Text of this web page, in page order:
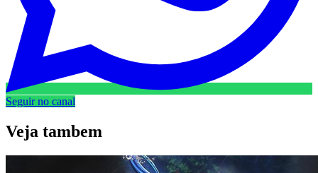
Seguir no canal
Veja tambem